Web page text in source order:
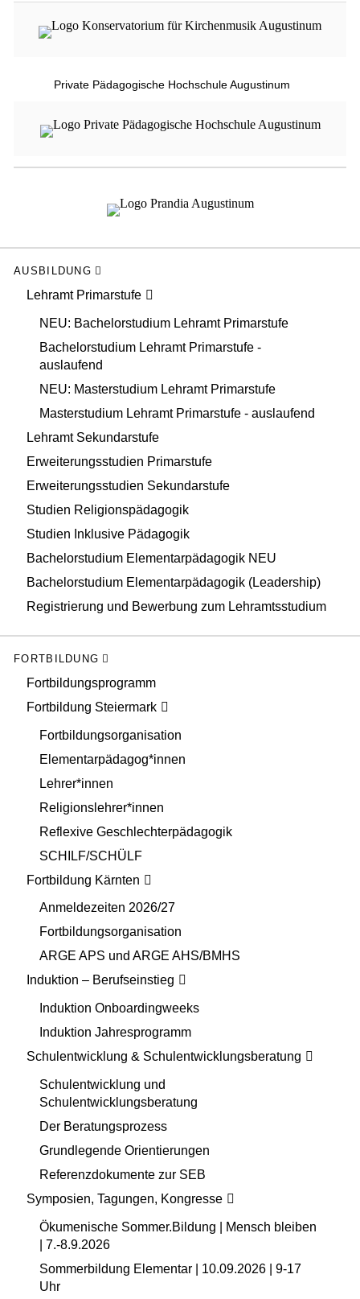
Private Pädagogische Hochschule Augustinum
AUSBILDUNG
Lehramt Primarstufe
NEU: Bachelorstudium Lehramt Primarstufe
Bachelorstudium Lehramt Primarstufe -
auslaufend
NEU: Masterstudium Lehramt Primarstufe
Masterstudium Lehramt Primarstufe - auslaufend
Lehramt Sekundarstufe
Erweiterungsstudien Primarstufe
Erweiterungsstudien Sekundarstufe
Studien Religionspädagogik
Studien Inklusive Pädagogik
Bachelorstudium Elementarpädagogik NEU
Bachelorstudium Elementarpädagogik (Leadership)
Registrierung und Bewerbung zum Lehramtsstudium
FORTBILDUNG
Fortbildungsprogramm
Fortbildung Steiermark
Fortbildungsorganisation
Elementarpädagog*innen
Lehrer*innen
Religionslehrer*innen
Reflexive Geschlechterpädagogik
SCHILF/SCHÜLF
Fortbildung Kärnten
Anmeldezeiten 2026/27
Fortbildungsorganisation
ARGE APS und ARGE AHS/BMHS
Induktion – Berufseinstieg
Induktion Onboardingweeks
Induktion Jahresprogramm
Schulentwicklung & Schulentwicklungsberatung
Schulentwicklung und
Schulentwicklungsberatung
Der Beratungsprozess
Grundlegende Orientierungen
Referenzdokumente zur SEB
Symposien, Tagungen, Kongresse
Ökumenische Sommer.Bildung | Mensch bleiben
| 7.-8.9.2026
Sommerbildung Elementar | 10.09.2026 | 9-17
Uhr